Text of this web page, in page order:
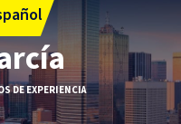
DE EXPERIENCIA